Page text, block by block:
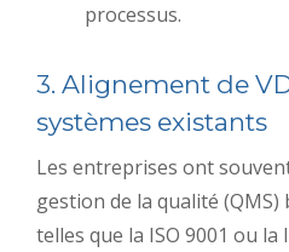
processus.
3. Alignement de
systèmes existants
Les entreprises ont
gestion de la qualité
telles que la ISO 9001 ou la